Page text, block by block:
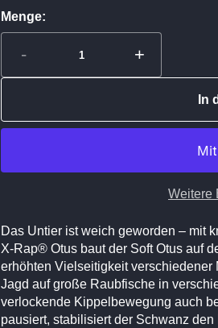
Menge:
- +
In
Weitere
Das Untier ist weich geworden – mit
X-Rap® Otus baut der Soft Otus auf
erhöhten Vielseitigkeit verschiedener
Jagd auf große Raubfische in
verlockende Kippelbewegung auch
pausiert, stabilisiert der Schwanz